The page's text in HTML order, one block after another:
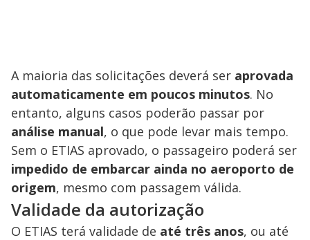
A maioria das solicitações deverá ser aprovada
automaticamente em poucos minutos. No
entanto, alguns casos poderão passar por
análise manual, o que pode levar mais tempo.
Sem o ETIAS aprovado, o passageiro poderá ser
impedido de embarcar ainda no aeroporto de
origem, mesmo com passagem válida.
Validade da autorização
O ETIAS terá validade de até três anos, ou até